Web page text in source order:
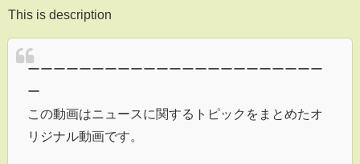
This is description
ーーーーーーーーーーーーーーーーーーーーーーー
ー
この動画はニュースに関するトピックをまとめたオ
リジナル動画です。